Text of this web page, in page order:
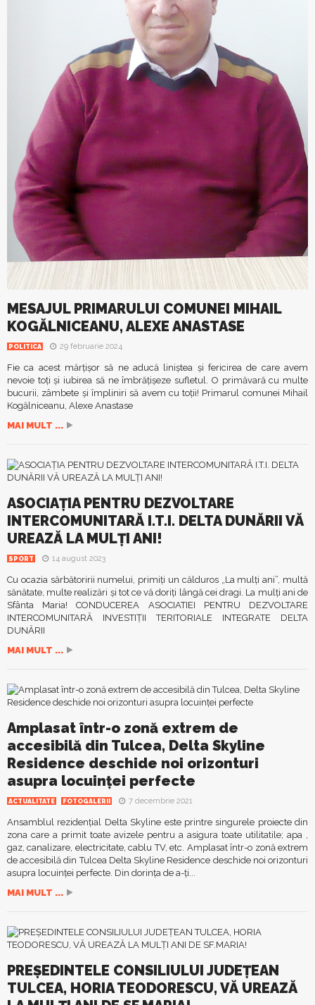
MESAJUL PRIMARULUI COMUNEI MIHAIL
KOGĂLNICEANU, ALEXE ANASTASE
POLITICA 29 februarie 2024
Fie ca acest mărţişor să ne aducă liniştea şi fericirea de care avem
nevoie toţi şi iubirea să ne îmbrăţişeze sufletul. O primăvară cu multe
bucurii, zâmbete şi împliniri să avem cu toţii! Primarul comunei Mihail
Kogălniceanu, Alexe Anastase
MAI MULT ...
ASOCIAȚIA PENTRU DEZVOLTARE
INTERCOMUNITARĂ I.T.I. DELTA DUNĂRII VĂ
UREAZĂ LA MULȚI ANI!
SPORT 14 august 2023
Cu ocazia sărbătoririi numelui, primiţi un călduros „La mulţi ani”, multă
sănătate, multe realizări şi tot ce vă doriţi lângă cei dragi. La mulţi ani de
Sfânta Maria! CONDUCEREA ASOCIATIEI PENTRU DEZVOLTARE
INTERCOMUNITARĂ INVESTIȚII TERITORIALE INTEGRATE DELTA
DUNĂRII
MAI MULT ...
Amplasat într-o zonă extrem de
accesibilă din Tulcea, Delta Skyline
Residence deschide noi orizonturi
asupra locuinței perfecte
ACTUALITATE FOTOGALERII 7 decembrie 2021
Ansamblul rezidențial Delta Skyline este printre singurele proiecte din
zona care a primit toate avizele pentru a asigura toate utilitatile; apa ,
gaz, canalizare, electricitate, cablu TV, etc. Amplasat într-o zonă extrem
de accesibilă din Tulcea Delta Skyline Residence deschide noi orizonturi
asupra locuinței perfecte. Din dorința de a-ți...
MAI MULT ...
PREȘEDINTELE CONSILIULUI JUDEȚEAN
TULCEA, HORIA TEODORESCU, VĂ UREAZĂ